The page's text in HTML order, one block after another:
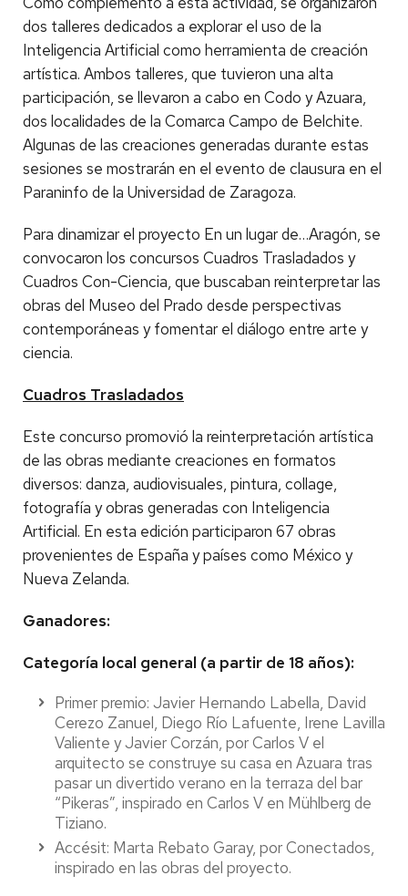
dos talleres dedicados a explorar el uso de la
Inteligencia Artificial como herramienta de creación
artística. Ambos talleres, que tuvieron una alta
participación, se llevaron a cabo en Codo y Azuara,
dos localidades de la Comarca Campo de Belchite.
Algunas de las creaciones generadas durante estas
sesiones se mostrarán en el evento de clausura en el
Paraninfo de la Universidad de Zaragoza.
Para dinamizar el proyecto En un lugar de…Aragón, se
convocaron los concursos Cuadros Trasladados y
Cuadros Con-Ciencia, que buscaban reinterpretar las
obras del Museo del Prado desde perspectivas
contemporáneas y fomentar el diálogo entre arte y
ciencia.
Cuadros Trasladados
Este concurso promovió la reinterpretación artística
de las obras mediante creaciones en formatos
diversos: danza, audiovisuales, pintura, collage,
fotografía y obras generadas con Inteligencia
Artificial. En esta edición participaron 67 obras
provenientes de España y países como México y
Nueva Zelanda.
Ganadores:
Categoría local general (a partir de 18 años):
Primer premio: Javier Hernando Labella, David
Cerezo Zanuel, Diego Río Lafuente, Irene Lavilla
Valiente y Javier Corzán, por Carlos V el
arquitecto se construye su casa en Azuara tras
pasar un divertido verano en la terraza del bar
“Pikeras”, inspirado en Carlos V en Mühlberg de
Tiziano.
Accésit: Marta Rebato Garay, por Conectados,
inspirado en las obras del proyecto.